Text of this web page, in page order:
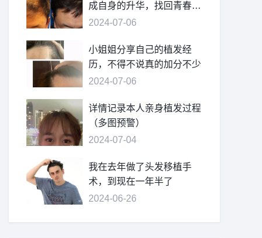
成自身的升华，找回青春的
自信
2024-07-06
小姐姐分享自己的植发经
历，不得不说真的加分不少
2024-07-06
详情记录本人亲身植发过程
（多图预警）
2024-07-04
我在去年做了头发移植手
术，到现在一年半了
2024-06-26